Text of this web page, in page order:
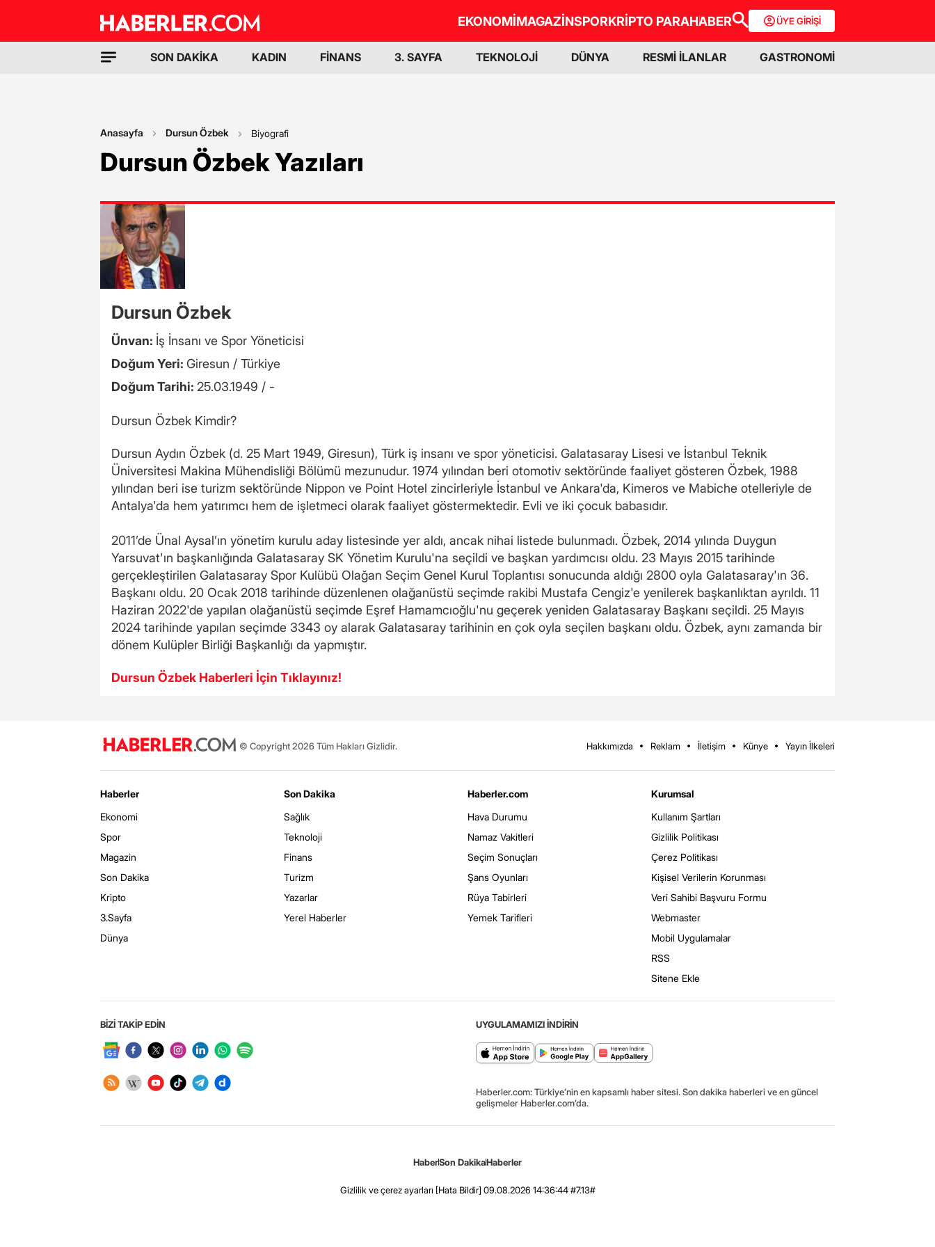
EKONOMİMAGAZİNSPORKRİPTO PARAHABER ÜYE GİRİŞİ
SON DAKİKA KADIN FİNANS 3. SAYFA TEKNOLOJİ DÜNYA RESMİ İLANLAR GASTRONOMİ
Anasayfa Dursun Özbek Biyografi
Dursun Özbek Yazıları
Dursun Özbek
Ünvan: İş İnsanı ve Spor Yöneticisi
Doğum Yeri: Giresun / Türkiye
Doğum Tarihi: 25.03.1949 / -
Dursun Özbek Kimdir?
Dursun Aydın Özbek (d. 25 Mart 1949, Giresun), Türk iş insanı ve spor yöneticisi. Galatasaray Lisesi ve İstanbul Teknik
Üniversitesi Makina Mühendisliği Bölümü mezunudur. 1974 yılından beri otomotiv sektöründe faaliyet gösteren Özbek, 1988
yılından beri ise turizm sektöründe Nippon ve Point Hotel zincirleriyle İstanbul ve Ankara'da, Kimeros ve Mabiche otelleriyle de
Antalya'da hem yatırımcı hem de işletmeci olarak faaliyet göstermektedir. Evli ve iki çocuk babasıdır.
2011’de Ünal Aysal’ın yönetim kurulu aday listesinde yer aldı, ancak nihai listede bulunmadı. Özbek, 2014 yılında Duygun
Yarsuvat'ın başkanlığında Galatasaray SK Yönetim Kurulu'na seçildi ve başkan yardımcısı oldu. 23 Mayıs 2015 tarihinde
gerçekleştirilen Galatasaray Spor Kulübü Olağan Seçim Genel Kurul Toplantısı sonucunda aldığı 2800 oyla Galatasaray'ın 36.
Başkanı oldu. 20 Ocak 2018 tarihinde düzenlenen olağanüstü seçimde rakibi Mustafa Cengiz'e yenilerek başkanlıktan ayrıldı. 11
Haziran 2022'de yapılan olağanüstü seçimde Eşref Hamamcıoğlu'nu geçerek yeniden Galatasaray Başkanı seçildi. 25 Mayıs
2024 tarihinde yapılan seçimde 3343 oy alarak Galatasaray tarihinin en çok oyla seçilen başkanı oldu. Özbek, aynı zamanda bir
dönem Kulüpler Birliği Başkanlığı da yapmıştır.
Dursun Özbek Haberleri İçin Tıklayınız!
© Copyright 2026 Tüm Hakları Gizlidir. Hakkımızda Reklam İletişim Künye Yayın İlkeleri
Haberler
Ekonomi
Spor
Magazin
Son Dakika
Kripto
3.Sayfa
Dünya
Son Dakika
Sağlık
Teknoloji
Finans
Turizm
Yazarlar
Yerel Haberler
Haberler.com
Hava Durumu
Namaz Vakitleri
Seçim Sonuçları
Şans Oyunları
Rüya Tabirleri
Yemek Tarifleri
Kurumsal
Kullanım Şartları
Gizlilik Politikası
Çerez Politikası
Kişisel Verilerin Korunması
Veri Sahibi Başvuru Formu
Webmaster
Mobil Uygulamalar
RSS
Sitene Ekle
BİZİ TAKİP EDİN UYGULAMAMIZI İNDİRİN
Haberler.com: Türkiye’nin en kapsamlı haber sitesi. Son dakika haberleri ve en güncel
gelişmeler Haberler.com’da.
HaberSon DakikaHaberler
Gizlilik ve çerez ayarları [Hata Bildir] 09.08.2026 14:36:44 #7.13#